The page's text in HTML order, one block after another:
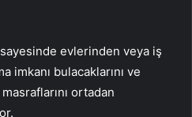
evlerinden veya iş
imkanı bulacaklarını ve
ortadan